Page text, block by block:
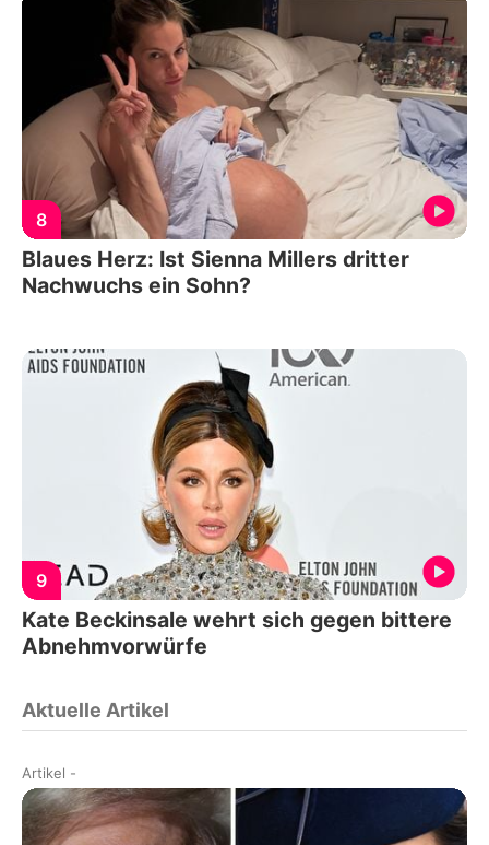
8
Blaues Herz: Ist Sienna Millers dritter
Nachwuchs ein Sohn?
9
Kate Beckinsale wehrt sich gegen bittere
Abnehmvorwürfe
Aktuelle Artikel
Artikel -